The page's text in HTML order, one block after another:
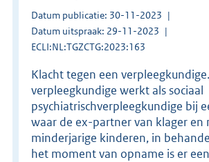
Datum publicatie: 30-11-2023
Datum uitspraak: 29-11-2023
ECLI:NL:TGZCTG:2023:163
Klacht tegen een
verpleegkundige werkt als sociaal
psychiatrischverpleegkundige bij
waar de ex-partner van klager en
minderjarige kinderen, in
het moment van opname is er een